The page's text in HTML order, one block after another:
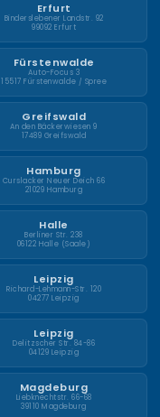
Erfurt
Binderslebener Landstr. 92
99092 Erfurt
Fürstenwalde
Auto-Focus 3
15517 Fürstenwalde / Spree
Greifswald
An den Bäckerwiesen 9
17489 Greifswald
Hamburg
Curslacker Neuer Deich 66
21029 Hamburg
Halle
Berliner Str. 238
06122 Halle (Saale)
Leipzig
Richard-Lehmann-Str. 120
04277 Leipzig
Leipzig
Delitzscher Str. 84-86
04129 Leipzig
Magdeburg
Liebknechtstr. 66-68
39110 Magdeburg